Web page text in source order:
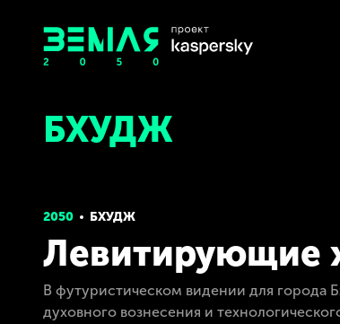
БХУДЖ
2050 БХУДЖ
Левитирующие
В футуристическом видении для города
духовного вознесения и